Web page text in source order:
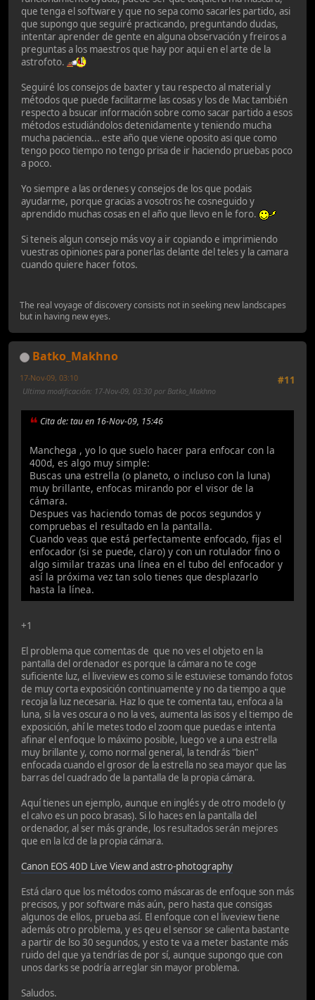
que tenga el software y que no sepa como sacarles partido, asi
que supongo que seguiré practicando, preguntando dudas,
intentar aprender de gente en alguna observación y freiros a
preguntas a los maestros que hay por aqui en el arte de la
astrofoto.
Seguiré los consejos de baxter y tau respecto al material y
métodos que puede facilitarme las cosas y los de Mac también
respecto a bsucar información sobre como sacar partido a esos
métodos estudiándolos detenidamente y teniendo mucha
mucha paciencia... este año que viene oposito asi que como
tengo poco tiempo no tengo prisa de ir haciendo pruebas poco
a poco.
Yo siempre a las ordenes y consejos de los que podais
ayudarme, porque gracias a vosotros he cosneguido y
aprendido muchas cosas en el año que llevo en le foro.
Si teneis algun consejo más voy a ir copiando e imprimiendo
vuestras opiniones para ponerlas delante del teles y la camara
cuando quiere hacer fotos.
The real voyage of discovery consists not in seeking new landscapes
but in having new eyes.
Batko_Makhno
#11
17-Nov-09, 03:10
Ultima modificación: 17-Nov-09, 03:30 por Batko_Makhno
Cita de: tau en 16-Nov-09, 15:46
Manchega , yo lo que suelo hacer para enfocar con la
400d, es algo muy simple:
Buscas una estrella (o planeto, o incluso con la luna)
muy brillante, enfocas mirando por el visor de la
cámara.
Despues vas haciendo tomas de pocos segundos y
compruebas el resultado en la pantalla.
Cuando veas que está perfectamente enfocado, fijas el
enfocador (si se puede, claro) y con un rotulador fino o
algo similar trazas una línea en el tubo del enfocador y
así la próxima vez tan solo tienes que desplazarlo
hasta la línea.
+1
El problema que comentas de que no ves el objeto en la
pantalla del ordenador es porque la cámara no te coge
suficiente luz, el liveview es como si le estuviese tomando fotos
de muy corta exposición continuamente y no da tiempo a que
recoja la luz necesaria. Haz lo que te comenta tau, enfoca a la
luna, si la ves oscura o no la ves, aumenta las isos y el tiempo de
exposición, ahí le metes todo el zoom que puedas e intenta
afinar el enfoque lo máximo posible, luego ve a una estrella
muy brillante y, como normal general, la tendrás "bien"
enfocada cuando el grosor de la estrella no sea mayor que las
barras del cuadrado de la pantalla de la propia cámara.
Aquí tienes un ejemplo, aunque en inglés y de otro modelo (y
el calvo es un poco brasas). Si lo haces en la pantalla del
ordenador, al ser más grande, los resultados serán mejores
que en la lcd de la propia cámara.
Canon EOS 40D Live View and astro-photography
Está claro que los métodos como máscaras de enfoque son más
precisos, y por software más aún, pero hasta que consigas
algunos de ellos, prueba así. El enfoque con el liveview tiene
además otro problema, y es qeu el sensor se calienta bastante
a partir de lso 30 segundos, y esto te va a meter bastante más
ruido del que ya tendrías de por sí, aunque supongo que con
unos darks se podría arreglar sin mayor problema.
Saludos.